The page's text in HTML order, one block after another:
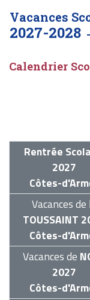
Vacances
2027-2028
Calendrier
Rentrée
2027
Côtes-
Vacances de
TOUSSAINT
Côtes-
Vacances de
2027
Côtes-